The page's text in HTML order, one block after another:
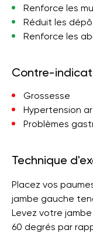
Renforce les
Réduit les
Renforce les
Contre-
Grossesse
Hypertension
Problèmes
Technique
Placez vos
jambe gauche
Levez votre
60 degrés par